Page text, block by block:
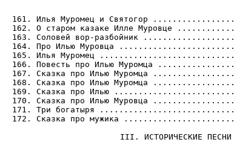
161. Илья Муромец и Святогор
162. О старом казаке Илле Муровце
163. Соловей вор-разбойник
164. Про Илью Муровца
165. Илья Муромец
166. Повесть про Илью Муромца
167. Сказка про Илью Муромца
168. Сказка про Илью Муромца
169. Сказка про Илью
170. Сказка про Илью Муровца
171. Три богатыря
172. Сказка про мужика
III. ИСТОРИЧЕСКИЕ ПЕСНИ